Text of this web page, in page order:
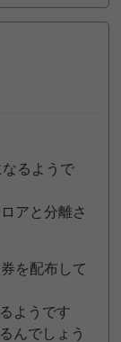
るようで
アと分離さ
を配布して
ようです
んでしょう